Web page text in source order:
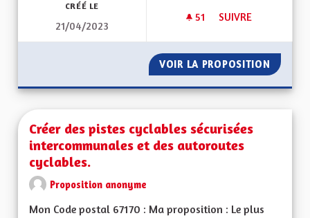
CRÉÉ LE
21/04/2023
51 51 ABONNÉS
SUIVRE
VOIR LA PROPOSITION
Créer des pistes cyclables sécurisées
intercommunales et des autoroutes
cyclables.
Proposition anonyme
Mon Code postal 67170 : Ma proposition : Le plus